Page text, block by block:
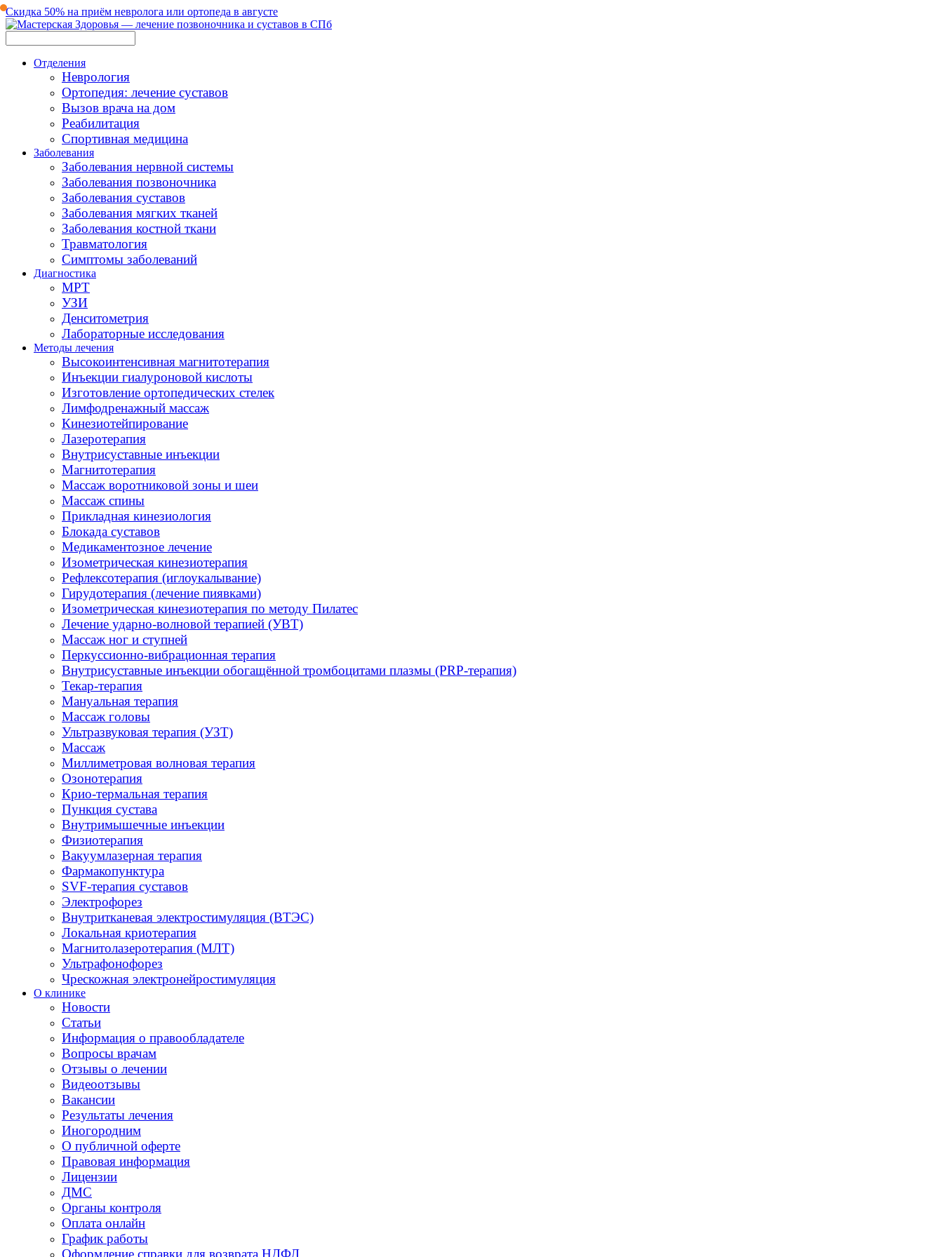
Скидка 50% на приём невролога или ортопеда в августе
Отделения
Неврология
Ортопедия: лечение суставов
Вызов врача на дом
Реабилитация
Спортивная медицина
Заболевания
Заболевания нервной системы
Заболевания позвоночника
Заболевания суставов
Заболевания мягких тканей
Заболевания костной ткани
Травматология
Симптомы заболеваний
Диагностика
МРТ
УЗИ
Денситометрия
Лабораторные исследования
Методы лечения
Высокоинтенсивная магнитотерапия
Инъекции гиалуроновой кислоты
Изготовление ортопедических стелек
Лимфодренажный массаж
Кинезиотейпирование
Лазеротерапия
Внутрисуставные инъекции
Магнитотерапия
Массаж воротниковой зоны и шеи
Массаж спины
Прикладная кинезиология
Блокада суставов
Медикаментозное лечение
Изометрическая кинезиотерапия
Рефлексотерапия (иглоукалывание)
Гирудотерапия (лечение пиявками)
Изометрическая кинезиотерапия по методу Пилатес
Лечение ударно-волновой терапией (УВТ)
Массаж ног и ступней
Перкуссионно-вибрационная терапия
Внутрисуставные инъекции обогащённой тромбоцитами плазмы (PRP-терапия)
Текар-терапия
Мануальная терапия
Массаж головы
Ультразвуковая терапия (УЗТ)
Массаж
Миллиметровая волновая терапия
Озонотерапия
Крио-термальная терапия
Пункция сустава
Внутримышечные инъекции
Физиотерапия
Вакуумлазерная терапия
Фармакопунктура
SVF-терапия суставов
Электрофорез
Внутритканевая электростимуляция (ВТЭС)
Локальная криотерапия
Магнитолазеротерапия (МЛТ)
Ультрафонофорез
Чрескожная электронейростимуляция
О клинике
Новости
Статьи
Информация о правообладателе
Вопросы врачам
Отзывы о лечении
Видеоотзывы
Вакансии
Результаты лечения
Иногородним
О публичной оферте
Правовая информация
Лицензии
ДМС
Органы контроля
Оплата онлайн
График работы
Оформление справки для возврата НДФЛ